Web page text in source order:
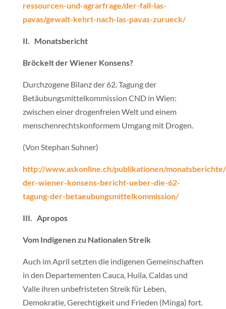
ressourcen-und-agrarfrage/der-fall-las-
pavas/gewalt-kehrt-nach-las-pavas-zurueck/
II. Monatsbericht
Bröckelt der Wiener Konsens?
Durchzogene Bilanz der 62. Tagung der
Betäubungsmittelkommission CND in Wien:
zwischen einer drogenfreien Welt und einem
menschenrechtskonformem Umgang mit Drogen.
(Von Stephan Suhner)
http://www.askonline.ch/publikationen/
der-wiener-konsens-bericht-ueber-die-62-
tagung-der-betaeubungsmittelkommission/
III. Apropos
Vom Indigenen zu Nationalen Streik
Auch im April setzten die indigenen Gemeinschaften
in den Departementen Cauca, Huila, Caldas und
Valle ihren unbefristeten Streik für Leben,
Demokratie, Gerechtigkeit und Frieden (Minga) fort.